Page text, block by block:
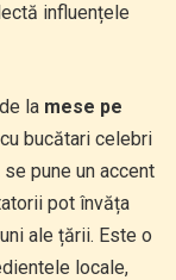
influențele
la mese pe
bucătari celebri
pune un accent
pot învăța
ale țării. Este o
locale,